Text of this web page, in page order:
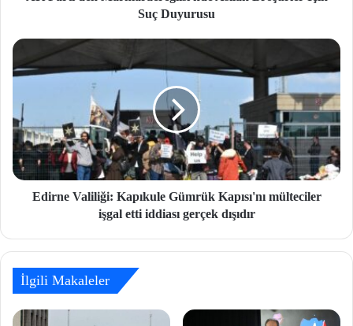
Suç Duyurusu
Edirne Valiliği: Kapıkule Gümrük Kapısı'nı mülteciler
işgal etti iddiası gerçek dışıdır
İlgili Makaleler